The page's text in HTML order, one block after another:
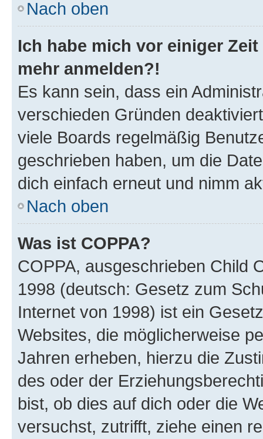
Nach oben
Ich habe mich vor einiger
mehr anmelden?!
Es kann sein, dass ein
verschieden Gründen
viele Boards regelmäßig
geschrieben haben, um die
dich einfach erneut und nimm
Nach oben
Was ist COPPA?
COPPA, ausgeschrieben Child
1998 (deutsch: Gesetz zum
Internet von 1998) ist ein
Websites, die möglicherweise
Jahren erheben, hierzu die
des oder der
bist, ob dies auf dich oder die
versuchst, zutrifft, ziehe einen